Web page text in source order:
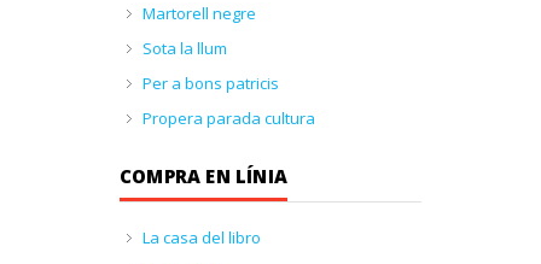
Martorell negre
Sota la llum
Per a bons patricis
Propera parada cultura
COMPRA EN LÍNIA
La casa del libro